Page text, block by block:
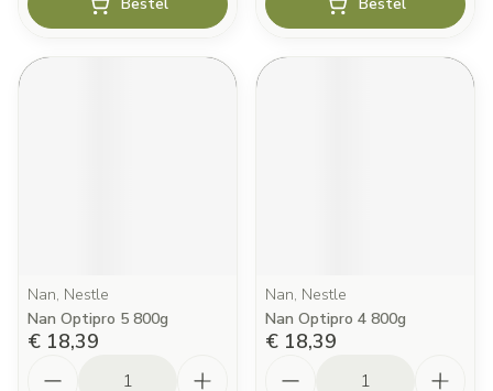
Nan, Nestle
Nan Optipro 5 800g
€ 18,39
Nan, Nestle
Nan Optipro 4 800g
€ 18,39